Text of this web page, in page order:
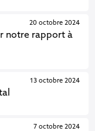
notre rapport à
20 octobre 2024
13 octobre 2024
7 octobre 2024